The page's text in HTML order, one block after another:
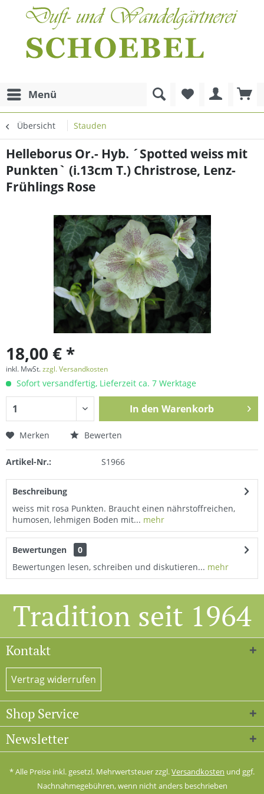
Menü
Übersicht Stauden
Helleborus Or.- Hyb. ´Spotted weiss mit
Punkten` (i.13cm T.) Christrose, Lenz-
Frühlings Rose
18,00 € *
inkl. MwSt.zzgl. Versandkosten
Sofort versandfertig, Lieferzeit ca. 7 Werktage
In den Warenkorb
Merken Bewerten
Artikel-Nr.: S1966
Beschreibung
weiss mit rosa Punkten. Braucht einen nährstoffreichen,
humosen, lehmigen Boden mit... mehr
Bewertungen
0
Bewertungen lesen, schreiben und diskutieren... mehr
Tradition seit 1964
Kontakt
Vertrag widerrufen
Shop Service
Newsletter
* Alle Preise inkl. gesetzl. Mehrwertsteuer zzgl.Versandkosten und ggf.
Nachnahmegebühren, wenn nicht anders beschrieben